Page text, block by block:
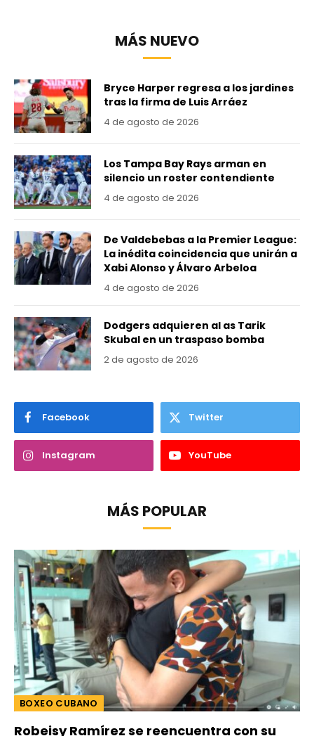
MÁS NUEVO
Bryce Harper regresa a los jardines
tras la firma de Luis Arráez
4 de agosto de 2026
Los Tampa Bay Rays arman en
silencio un roster contendiente
4 de agosto de 2026
De Valdebebas a la Premier League:
La inédita coincidencia que unirán a
Xabi Alonso y Álvaro Arbeloa
4 de agosto de 2026
Dodgers adquieren al as Tarik
Skubal en un traspaso bomba
2 de agosto de 2026
Facebook Twitter
Instagram YouTube
MÁS POPULAR
BOXEO CUBANO
Robeisy Ramírez se reencuentra con su